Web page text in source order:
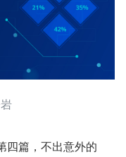
四篇，不出意外的